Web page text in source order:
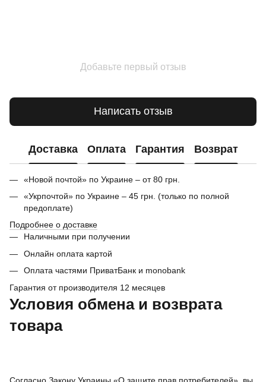
Добавьте первый отзыв
Написать отзыв
Доставка Оплата Гарантия Возврат
«Новой почтой» по Украине – от 80 грн.
«Укрпочтой» по Украине – 45 грн. (только по полной
предоплате)
Подробнее о доставке
Наличными при получении
Онлайн оплата картой
Оплата частями ПриватБанк и monobank
Гарантия от производителя 12 месяцев
Условия обмена и возврата
товара
Согласно Закону Украины «О защите прав потребителей», вы